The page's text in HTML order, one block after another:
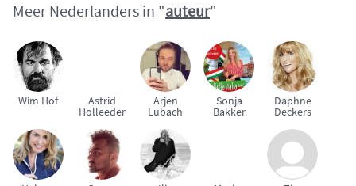
Meer Nederlanders in "auteur"
Wim Hof Astrid
Holleeder
Arjen
Lubach
Sonja
Bakker
Daphne
Deckers